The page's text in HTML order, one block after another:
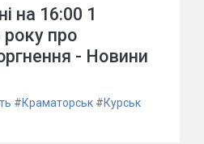
на 16:00 1
року про
- Новини
#Краматорськ #Курськ